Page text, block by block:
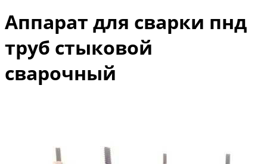
Аппарат для сварки пнд
труб стыковой
сварочный